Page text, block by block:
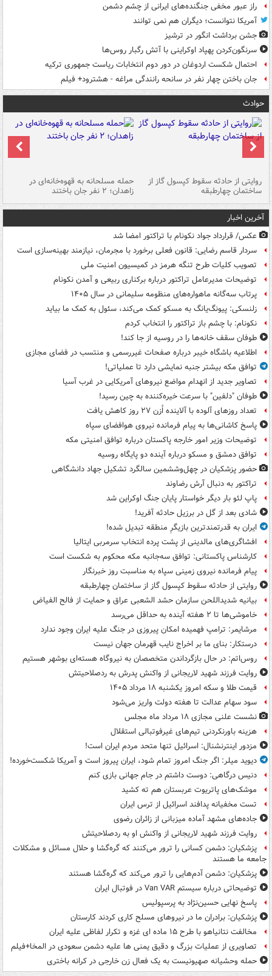
راز عبور مخفی جنگنده‌های ایرانی از چشم دشمن
آمریکا نتوانست؛ دیگران هم نمی توانند
جشن برداشت انگور در ترشیز
سرنگون‌کردن پهپاد اوکراینی با آتش رگبار روس‌ها
احتمال شکست اردوغان در دور دوم انتخابات ریاست جمهوری ترکیه
جان باختن چهار نفر در سانحه رانندگی مراغه - هشترود+ فیلم
حوادث
روایتی از حادثه سقوط کپسول گاز از
ساختمان چهارطبقه
حمله مسلحانه به قهوه‌خانه‌ای در
زاهدان؛ ۲ نفر جان باختند
آخرین اخبار
عکس/ قرارداد جواد نکونام با تراکتور امضا شد
سردار قاسم رضایی: قانون فعلی برخورد با مجرمان، نیازمند بهینه‌سازی است
تصویب کلیات طرح تنگه هرمز در کمیسیون امنیت ملی
توضیحات مدیرعامل تراکتور درباره برکناری ربیعی و آمدن نکونام
پرتاب سه‌گانه ماهواره‌های منظومه سلیمانی در سال ۱۴۰۵
زلنسکی: پیونگ‌یانگ به مسکو کمک می‌کند، سئول به کمک ما بیاید
نکونام: با چشم باز تراکتور را انتخاب کردم
طوفان سقف خانه‌ها را در روسیه از جا ‌کند!
اطلاعیه باشگاه خیبر درباره صفحات غیررسمی و منتسب در فضای مجازی
توافق مکه بیشتر جنبه نمایشی دارد تا عملیاتی!
تصاویر جدید از انهدام مواضع نیروهای آمریکایی در غرب آسیا
طوفان "دلفین" با سرعت خیره‌کننده به چین رسید!
تعداد روزهای آلوده با آلاینده اُزن ۲۷ روز کاهش یافت
پاسخ کاشانی‌ها به پیام فرمانده نیروی هوافضای سپاه
توضیحات وزیر امور خارجه پاکستان درباره توافق امنیتی مکه
توافق دمشق و مسکو درباره آینده دو پایگاه روسیه
حضور پزشکیان در چهل‌وششمین سالگرد تشکیل جهاد دانشگاهی
تراکتور به دنبال آرش رضاوند
پاپ لئو بار دیگر خواستار پایان جنگ اوکراین شد
شادی بعد از گل در برزیل حادثه آفرید!
ایران به قدرتمندترین بازیگرِ منطقه تبدیل شده!
افشاگری‌های مالدینی از پشت پرده انتخاب سرمربی ایتالیا
کارشناس پاکستانی: توافق سه‌جانبه مکه محکوم به شکست است
پیام فرمانده نیروی زمینی سپاه به مناسبت روز خبرنگار
روایتی از حادثه سقوط کپسول گاز از ساختمان چهارطبقه
بیانیه شدیداللحن سازمان حشد الشعبی عراق و حمایت از فالح الفیاض
خاموشی‌ها تا ۲ هفته آینده به حداقل می‌رسد
مرشایمر: ترامپ فهمیده امکان پیروزی در جنگ علیه ایران وجود ندارد
درستکار: بنای ما بر اخراج نایب قهرمان جهان نیست
روس‌اتم: در حال بازگرداندن متخصصان به نیروگاه هسته‌ای بوشهر هستیم
روایت فرزند شهید لاریجانی از واکنش پدرش به ردصلاحیتش
قیمت طلا و سکه امروز یکشنبه ۱۸ مرداد ۱۴۰۵
سود سهام عدالت تا هفته دولت واریز می‌شود
نشست علنی مجازی ۱۸ مرداد ماه مجلس
هزینه باورنکردنی تیم‌های غیرفوتبالی استقلال
مزدور اینترنشنال: اسرائیل تنها متحد مردم ایران است!
دیوید میلر: اگر جنگ امروز تمام شود، ایران پیروز است و آمریکا شکست‌خورده!
دنیس درگاهی: دوست داشتم در جام جهانی بازی کنم
موشک‌های پاتریوت عربستان هم ته‌ کشید
تست مخفیانه پدافند اسرائیل از ترس ایران
جاده‌های مشهد آماده میزبانی از زائران رضوی
روایت فرزند شهید لاریجانی از واکنش او به ردصلاحیتش
پزشکیان: دشمن کسانی را ترور می‌کنند که گره‌گشا و حلال مسائل و مشکلات
جامعه ما هستند
پزشکیان: دشمن آدم‌هایی را ترور می‌کند که گره‌گشا هستند
توضیحاتی درباره سیستم Van VAR در فوتبال ایران
پاسخ نهایی حسین‌نژاد به پرسپولیس
پزشکیان: برادران ما در نیروهای مسلح کاری کردند کارستان
مخالفت نتانیاهو با طرح ۱۵ ماده ای غزه و تکرار لفاظی علیه ایران
تصاویری از عملیات بزرگ و دقیق یمنی ها علیه دشمن سعودی در المخا+فیلم
حمله وحشیانه صهیونیست به یک فعال زن خارجی در کرانه باختری